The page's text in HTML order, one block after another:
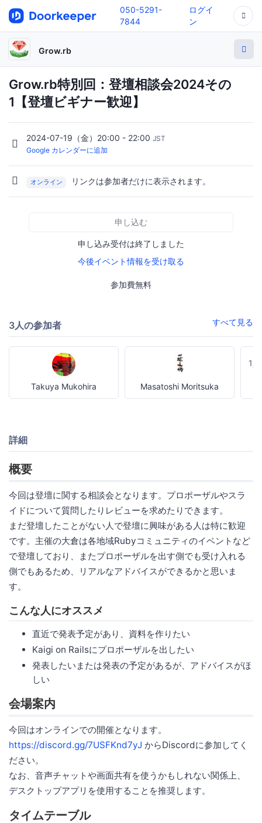
050-5291-
7844
ログイ
ン
Grow.rb
Grow.rb特別回：登壇相談会2024その
1【登壇ビギナー歓迎】
2024-07-19（金）20:00 - 22:00 JST
Google カレンダーに追加
オンライン リンクは参加者だけに表示されます。
申し込む
申し込み受付は終了しました
今後イベント情報を受け取る
参加費無料
3人の参加者 すべて見る
Takuya Mukohira Masatoshi Moritsuka
1
詳細
概要
今回は登壇に関する相談会となります。プロポーザルやスラ
イドについて質問したりレビューを求めたりできます。
まだ登壇したことがない人で登壇に興味がある人は特に歓迎
です。主催の大倉は各地域Rubyコミュニティのイベントなど
で登壇しており、またプロポーザルを出す側でも受け入れる
側でもあるため、リアルなアドバイスができるかと思いま
す。
こんな人にオススメ
直近で発表予定があり、資料を作りたい
Kaigi on Railsにプロポーザルを出したい
発表したいまたは発表の予定があるが、アドバイスがほ
しい
会場案内
今回はオンラインでの開催となります。
https://discord.gg/7USFKnd7yJ からDiscordに参加してく
ださい。
なお、音声チャットや画面共有を使うかもしれない関係上、
デスクトップアプリを使用することを推奨します。
タイムテーブル